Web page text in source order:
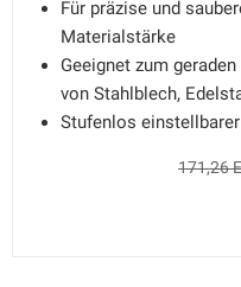
Für präzise und
Materialstärke
Geeignet zum
von Stahlblech,
Stufenlos
171,26